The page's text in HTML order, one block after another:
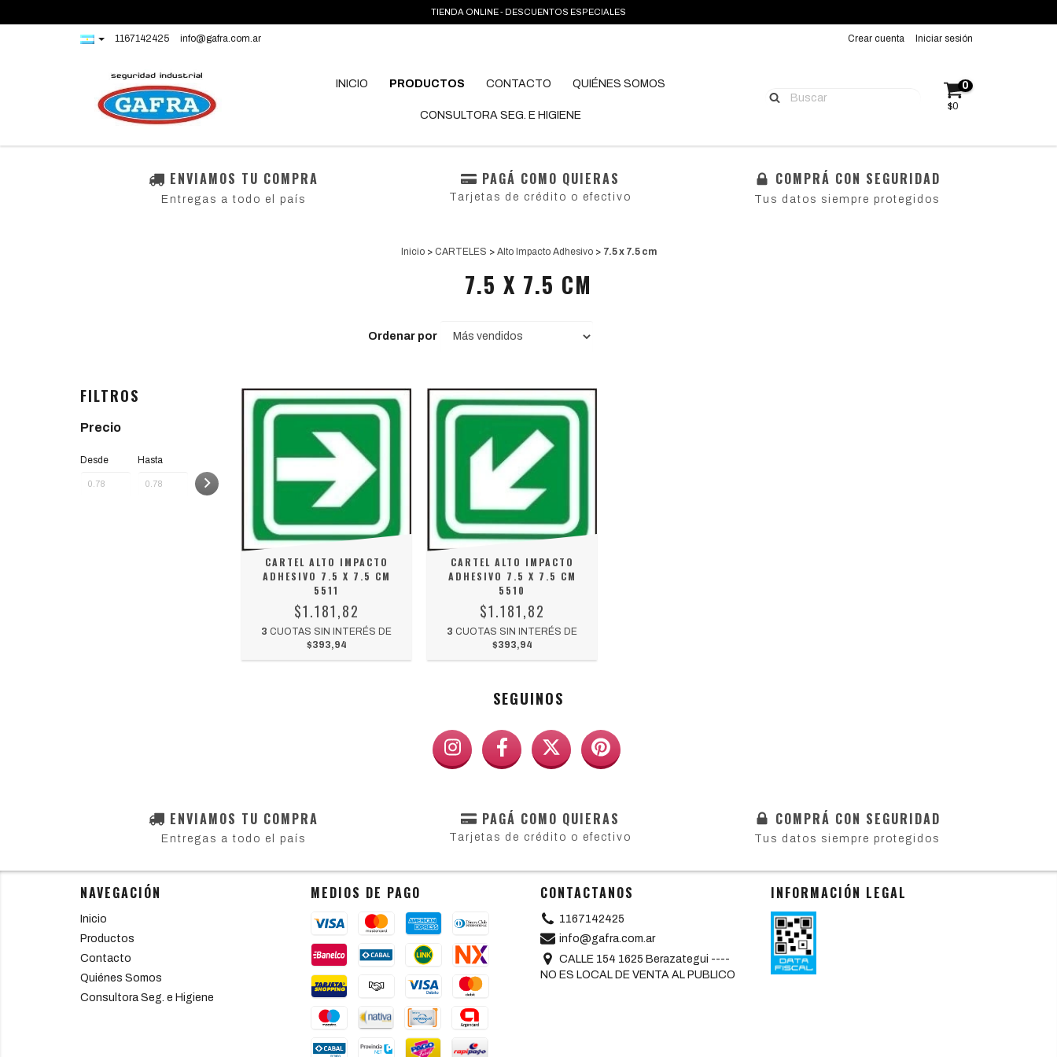
TIENDA ONLINE - DESCUENTOS ESPECIALES
1167142425 info@gafra.com.ar Crear cuenta Iniciar sesión
INICIO PRODUCTOS CONTACTO QUIÉNES SOMOS
CONSULTORA SEG. E HIGIENE
0
$0
ENVIAMOS TU COMPRA
Entregas a todo el país
PAGÁ COMO QUIERAS
Tarjetas de crédito o efectivo
COMPRÁ CON SEGURIDAD
Tus datos siempre protegidos
Inicio > CARTELES > Alto Impacto Adhesivo > 7.5 x 7.5 cm
7.5 X 7.5 CM
Ordenar por
FILTROS
Precio
Desde Hasta
CARTEL ALTO IMPACTO
ADHESIVO 7.5 X 7.5 CM
5511
$1.181,82
3 CUOTAS SIN INTERÉS DE
$393,94
CARTEL ALTO IMPACTO
ADHESIVO 7.5 X 7.5 CM
5510
$1.181,82
3 CUOTAS SIN INTERÉS DE
$393,94
SEGUINOS
ENVIAMOS TU COMPRA
Entregas a todo el país
PAGÁ COMO QUIERAS
Tarjetas de crédito o efectivo
COMPRÁ CON SEGURIDAD
Tus datos siempre protegidos
NAVEGACIÓN
Inicio
Productos
Contacto
Quiénes Somos
Consultora Seg. e Higiene
MEDIOS DE PAGO CONTACTANOS
1167142425
info@gafra.com.ar
CALLE 154 1625 Berazategui ----
NO ES LOCAL DE VENTA AL PUBLICO
INFORMACIÓN LEGAL